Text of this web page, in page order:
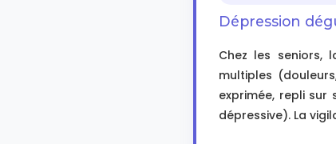
Dépression
Chez les seniors,
multiples
exprimée, repli
dépressive). La